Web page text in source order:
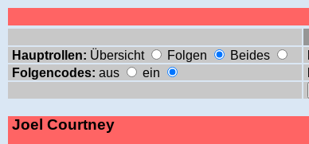
Hauptrollen: Übersicht Folgen Beides
Folgencodes: aus ein
Joel Courtney